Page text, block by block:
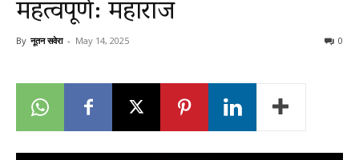
सवेरामहत्वपूर्ण: महाराज
By नूतन सवेरा - May 14, 2025 0